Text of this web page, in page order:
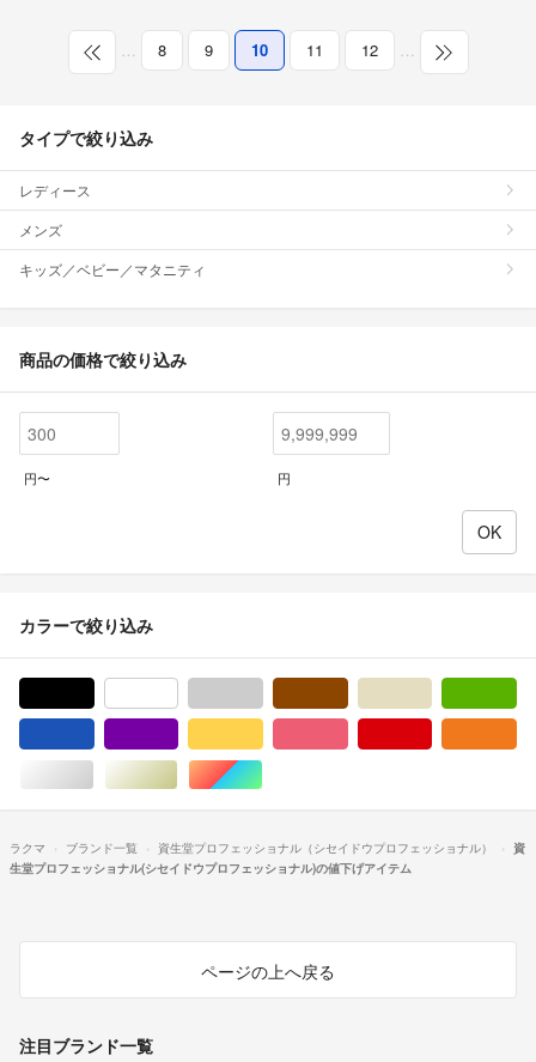
… 8 9 10 11 12 …
タイプで絞り込み
レディース
メンズ
キッズ／ベビー／マタニティ
商品の価格で絞り込み
円〜 円
カラーで絞り込み
シルバー/銀色系ゴールド/金色系マルチカラー
ラクマ ブランド一覧 資生堂プロフェッショナル（シセイドウプロフェッショナル）
資
生堂プロフェッショナル(シセイドウプロフェッショナル)の値下げアイテム
ページの上へ戻る
注目ブランド一覧